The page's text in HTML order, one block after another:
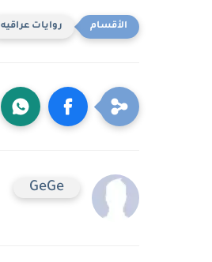
روايات عراقيه
GeGe